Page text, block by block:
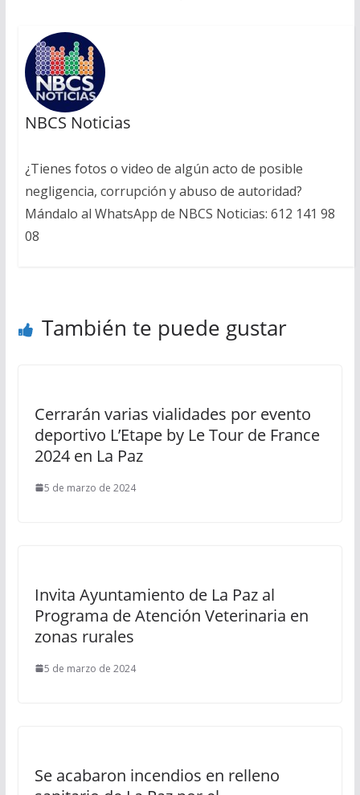
NBCS Noticias
¿Tienes fotos o video de algún acto de posible
negligencia, corrupción y abuso de autoridad?
Mándalo al WhatsApp de NBCS Noticias: 612 141 98
08
También te puede gustar
Cerrarán varias vialidades por evento
deportivo L’Etape by Le Tour de France
2024 en La Paz
5 de marzo de 2024
Invita Ayuntamiento de La Paz al
Programa de Atención Veterinaria en
zonas rurales
5 de marzo de 2024
Se acabaron incendios en relleno